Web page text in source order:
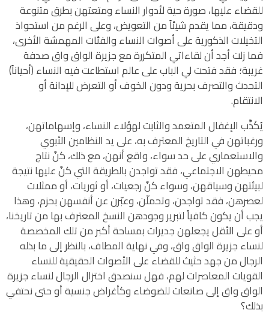
للقضاء عليها، صورة حية لأدوار النساء ومتعتهن بطرق متنوعة
ودقيقة، مما يقدم شيئاً من التعويض، وعلى الرغم من استحواذ
التخيلات الذكورية على أصوات النساء والفئات المهمشة الأخرى،
فما زلت أجد أن لقاءاتي المتكررة مع جزيرة الواق واق صدفة
غريبة؛ فقد فتحت لي الباب على عالم استطاعت فيه النساء (أحياناً)
التحدث والتصرف بحرية ودون الخوف أو التعرض للإدانة أو
الانتقام.
يُكَذِّب الإغفال المتعمد والثابت لهؤلاء النساء، وإسهاماتهن،
ورغباتهن في التاريخ المعترف به، على يد النظامين الأبوي
والاستعماري على حد سواء، واقع أنهن، مع ذلك، كنّ نتاج
محيطهن الاجتماعي، فقد تواجدن بالطريقة التي كنّ عليها نتيجة
لبيئتهن وسياقهن، وسواء كنّ رجعيات، أو ثوريات، أو ممثلات
لعصرهن، فقد تواجدن، وتحملّن، وعبّرن عن أنفسهن بحزم، وهذا
يجب أن يكون كافياً لتبرير وجودهن النسخ المعترف بها من تاريخنا،
أو على الأقل يجعلهن جديرات بمساحة أكبر من تلك المخصصة
لنساء جزيرة الواق واق، وفي نهاية المطاف، بالنظر إلى ما بذله
الرجال من جهد حثيث للقضاء على الأصوات الحقيقية للنساء
القويات المعاصرات لهم، فهل سنصدق اختزال الرجال لنساء جزيرة
الواق واق إلى صانعات للضوضاء وكأغراض جنسية أو حتى نحتفي
بذلك؟